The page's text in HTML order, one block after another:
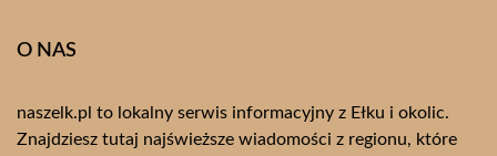
O NAS
naszelk.pl to lokalny serwis informacyjny z Ełku i okolic.
Znajdziesz tutaj najświeższe wiadomości z regionu, które